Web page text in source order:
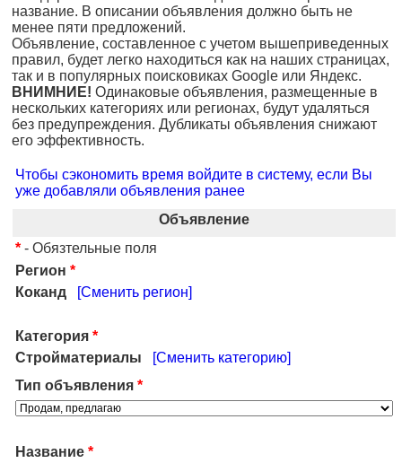
название. В описании объявления должно быть не
менее пяти предложений.
Объявление, составленное с учетом вышеприведенных
правил, будет легко находиться как на наших страницах,
так и в популярных поисковиках Google или Яндекс.
ВНИМНИЕ! Одинаковые объявления, размещенные в
нескольких категориях или регионах, будут удаляться
без предупреждения. Дубликаты объявления снижают
его эффективность.
Чтобы сэкономить время войдите в систему, если Вы
уже добавляли объявления ранее
Объявление
* - Обязтельные поля
Регион *
Коканд
[Сменить регион]
Категория *
Стройматериалы
[Сменить категорию]
Тип объявления *
Название *